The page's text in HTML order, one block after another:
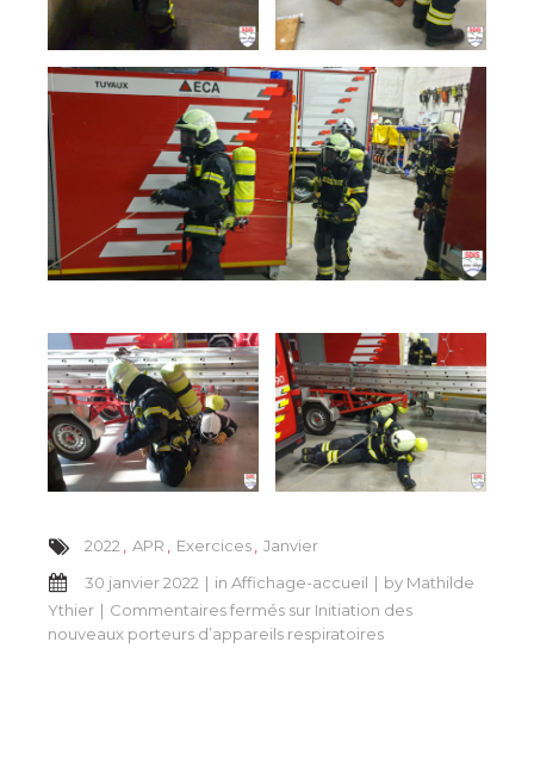
2022 APR Exercices
Janvier
30 janvier 2022
in Affichage-accueil by Mathilde
Ythier
Commentaires fermés sur Initiation des
nouveaux porteurs d’appareils respiratoires